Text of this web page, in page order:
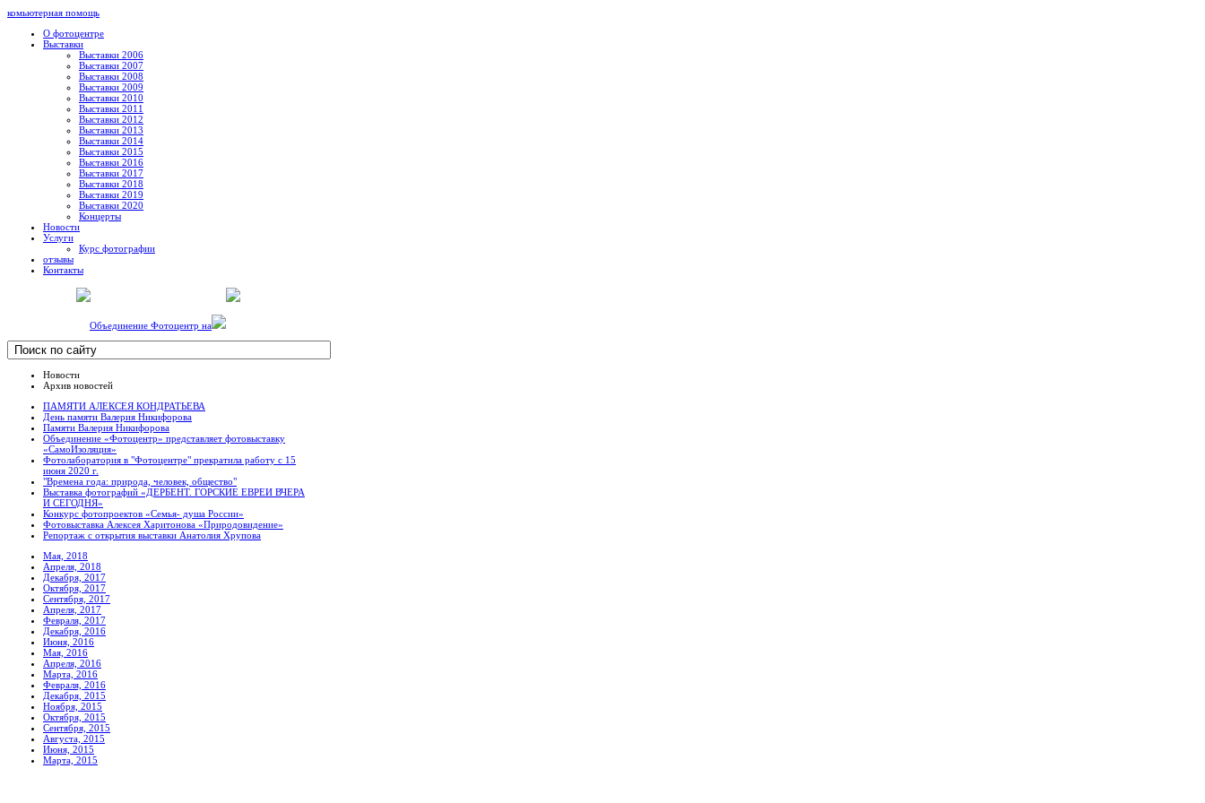
комьютерная помощь
О фотоцентре
Выставки
Выставки 2006
Выставки 2007
Выставки 2008
Выставки 2009
Выставки 2010
Выставки 2011
Выставки 2012
Выставки 2013
Выставки 2014
Выставки 2015
Выставки 2016
Выставки 2017
Выставки 2018
Выставки 2019
Выставки 2020
Концерты
Новости
Услуги
Курс фотографии
отзывы
Контакты
Объединение Фотоцентр на
Новости
Архив новостей
ПАМЯТИ АЛЕКСЕЯ КОНДРАТЬЕВА
День памяти Валерия Никифорова
Памяти Валерия Никифорова
Объединение «Фотоцентр» представляет фотовыставку
«СамоИзоляция»
Фотолаборатория в "Фотоцентре" прекратила работу с 15
июня 2020 г.
"Времена года: природа, человек, общество"
Выставка фотографий «ДЕРБЕНТ. ГОРСКИЕ ЕВРЕИ ВЧЕРА
И СЕГОДНЯ»
Конкурс фотопроектов «Семья- душа России»
Фотовыставка Алексея Харитонова «Природовидение»
Репортаж с открытия выставки Анатолия Хрупова
Мая, 2018
Апреля, 2018
Декабря, 2017
Октября, 2017
Сентября, 2017
Апреля, 2017
Февраля, 2017
Декабря, 2016
Июня, 2016
Мая, 2016
Апреля, 2016
Марта, 2016
Февраля, 2016
Декабря, 2015
Ноября, 2015
Октября, 2015
Сентября, 2015
Августа, 2015
Июня, 2015
Марта, 2015